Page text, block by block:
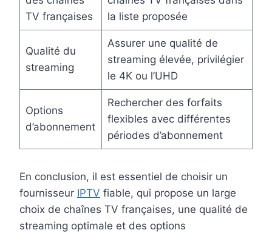
TV françaises
la liste proposée
Qualité du
streaming
Assurer une qualité de
streaming élevée, privilégier
le 4K ou l’UHD
Options
d’abonnement
Rechercher des forfaits
flexibles avec différentes
périodes d’abonnement
En conclusion, il est essentiel de choisir un
fournisseur IPTV fiable, qui propose un large
choix de chaînes TV françaises, une qualité de
streaming optimale et des options